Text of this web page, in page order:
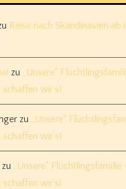
Reise nach Skandinavien ab
zu „Unsere“
wir’s!
zu „Unsere“
wir’s!
zu „Unsere“ Flüchtlingsfamilie
wir’s!